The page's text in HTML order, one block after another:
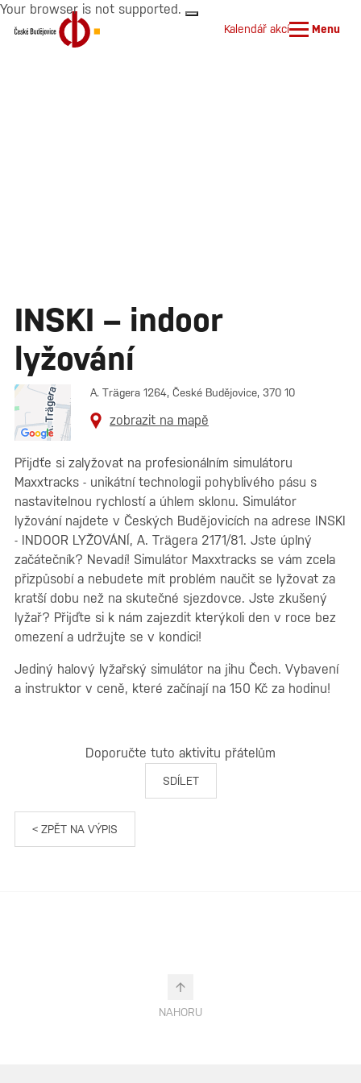
Your browser is not supported.
Kalendář akcí Menu
INSKI – indoor
lyžování
A. Trägera 1264, České Budějovice, 370 10
zobrazit na mapě
Přijdťe si zalyžovat na profesionálním simulátoru
Maxxtracks - unikátní technologii pohyblivého pásu s
nastavitelnou rychlostí a úhlem sklonu. Simulátor
lyžování najdete v Českých Budějovicích na adrese INSKI
- INDOOR LYŽOVÁNÍ, A. Trägera 2171/81. Jste úplný
začátečník? Nevadí! Simulátor Maxxtracks se vám zcela
přizpůsobí a nebudete mít problém naučit se lyžovat za
kratší dobu než na skutečné sjezdovce. Jste zkušený
lyžař? Přijďte si k nám zajezdit kterýkoli den v roce bez
omezení a udržujte se v kondici!
Jediný halový lyžařský simulátor na jihu Čech. Vybavení
a instruktor v ceně, které začínají na 150 Kč za hodinu!
Doporučte tuto aktivitu přátelům
SDÍLET
< ZPĚT NA VÝPIS
NAHORU